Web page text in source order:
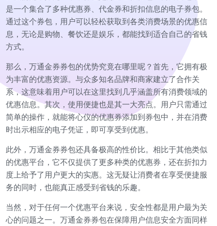
是一个集合了多种优惠券、代金券和折扣信息的电子券包。
通过这个券包，用户可以轻松获取到各类消费场景的优惠信
息，无论是购物、餐饮还是娱乐，都能找到适合自己的省钱
方式。
那么，万通金券券包的优势究竟在哪里呢？首先，它拥有极
为丰富的优惠资源。与众多知名品牌和商家建立了合作关
系，这意味着用户可以在这里找到几乎涵盖所有消费领域的
优惠信息。其次，使用便捷也是其一大亮点。用户只需通过
简单的操作，就能将心仪的优惠券添加到券包中，并在消费
时出示相应的电子凭证，即可享受到优惠。
此外，万通金券券包还具备极高的性价比。相比于其他类似
的优惠平台，它不仅提供了更多种类的优惠券，还在折扣力
度上给予了用户更大的实惠。这无疑让消费者在享受便捷服
务的同时，也能真正感受到省钱的乐趣。
当然，对于任何一个优惠平台来说，安全性都是用户最为关
心的问题之一。万通金券券包在保障用户信息安全方面同样